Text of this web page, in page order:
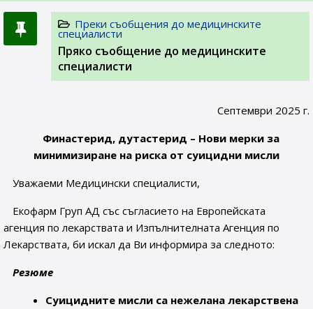
Преки съобщения до медицинските
специалисти
Пряко съобщение до медицинските
специалисти
Септември 2025 г.
Финастерид, дутастерид – Нови мерки за
минимизиране на риска от суицидни мисли
Уважаеми Медицински специалисти,
Екофарм Груп АД със съгласието на Европейската
агенция по лекарствата и Изпълнителната Агенция по
Лекарствата, би искал да Ви информира за следното:
Резюме
Суицидните мисли са нежелана лекарствена